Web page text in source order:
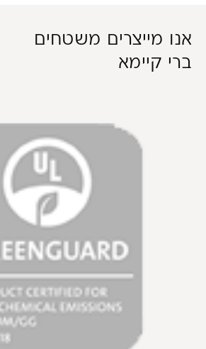
אנו מייצרים משטחים
ברי קיימא